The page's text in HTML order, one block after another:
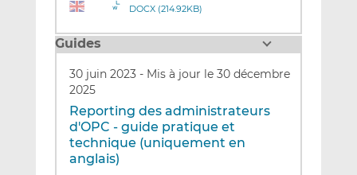
DOCX (214.92KB)
Guides
30 juin 2023 - Mis à jour le 30 décembre
2025
Reporting des administrateurs
d'OPC - guide pratique et
technique (uniquement en
anglais)